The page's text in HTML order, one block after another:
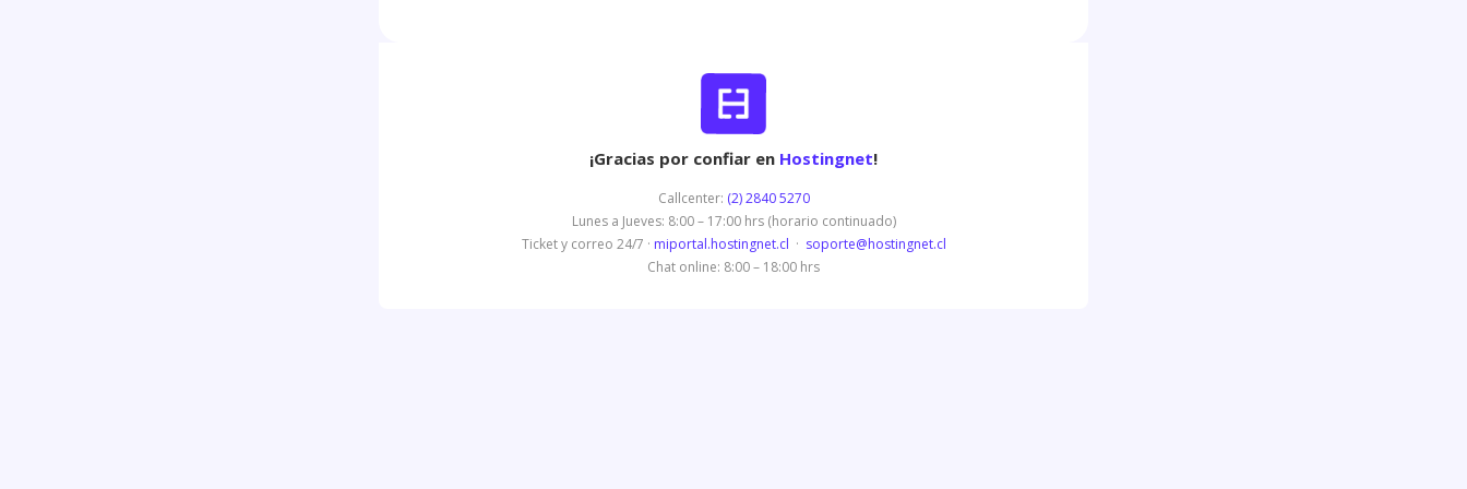
¡Gracias por confiar en Hostingnet!
Callcenter: (2) 2840 5270
Lunes a Jueves: 8:00 – 17:00 hrs (horario continuado)
Ticket y correo 24/7 · miportal.hostingnet.cl · soporte@hostingnet.cl
Chat online: 8:00 – 18:00 hrs